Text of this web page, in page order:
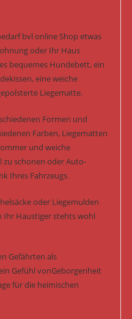
bvl online Shop etwas
oder Ihr Haus
bequemes Hundebett, ein
eine weiche
Liegematte.
Formen und
Farben, Liegematten
und weiche
zu schonen oder Auto-
Ihres Fahrzeugs.
oder Liegemulden
Ihr Haustiger stehts wohl
Gefährten als
Gefühl vonGeborgenheit
für die heimischen